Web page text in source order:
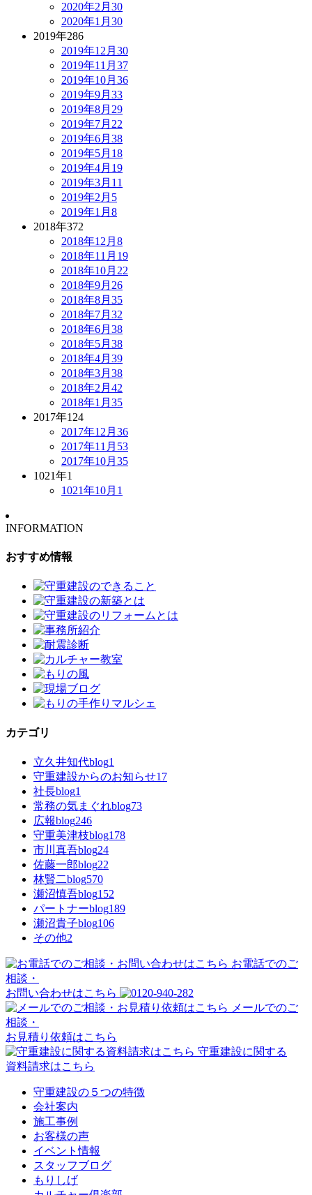
2020年2月 30
2020年1月 30
2019年286
2019年12月 30
2019年11月 37
2019年10月 36
2019年9月 33
2019年8月 29
2019年7月 22
2019年6月 38
2019年5月 18
2019年4月 19
2019年3月 11
2019年2月 5
2019年1月 8
2018年372
2018年12月 8
2018年11月 19
2018年10月 22
2018年9月 26
2018年8月 35
2018年7月 32
2018年6月 38
2018年5月 38
2018年4月 39
2018年3月 38
2018年2月 42
2018年1月 35
2017年124
2017年12月 36
2017年11月 53
2017年10月 35
1021年1
1021年10月 1
INFORMATION
おすすめ情報
カテゴリ
立久井知代blog1
守重建設からのお知らせ17
社長blog1
常務の気まぐれblog73
広報blog246
守重美津枝blog178
市川真吾blog24
佐藤一郎blog22
林賢二blog570
瀬沼慎吾blog152
パートナーblog189
瀬沼貴子blog106
その他2
お電話でのご
相談・
お問い合わせはこちら
メールでのご
相談・
お見積り依頼はこちら
守重建設に関する
資料請求はこちら
守重建設の５つの特徴
会社案内
施工事例
お客様の声
イベント情報
スタッフブログ
もりしげ